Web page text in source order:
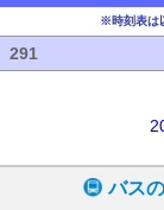
※時刻表は
291
バス